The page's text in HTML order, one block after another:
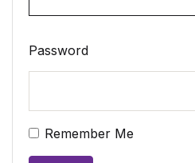
Password
Remember Me